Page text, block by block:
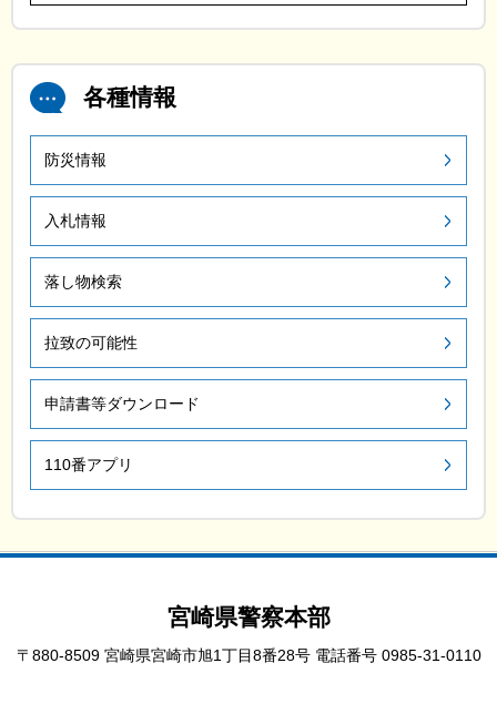
各種情報
防災情報
入札情報
落し物検索
拉致の可能性
申請書等ダウンロード
110番アプリ
宮崎県警察本部
〒880-8509 宮崎県宮崎市旭1丁目8番28号 電話番号 0985-31-0110